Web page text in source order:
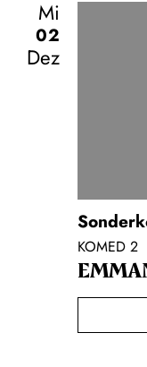
Mi
02
Dez
KOMED 2